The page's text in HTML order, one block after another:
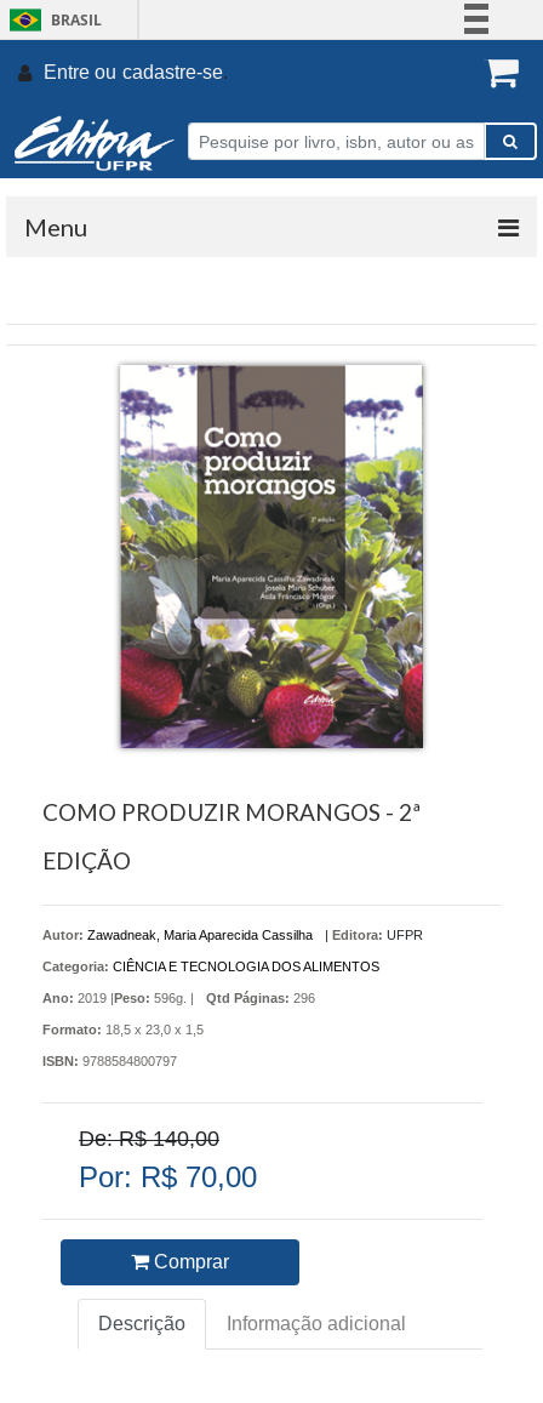
BRASIL
Participe
Entre ou cadastre-se.
Menu
COMO PRODUZIR MORANGOS - 2ª
EDIÇÃO
Autor: Zawadneak, Maria Aparecida Cassilha | Editora: UFPR
Categoria: CIÊNCIA E TECNOLOGIA DOS ALIMENTOS
Ano: 2019 |Peso: 596g. | Qtd Páginas: 296
Formato: 18,5 x 23,0 x 1,5
ISBN: 9788584800797
De: R$ 140,00
Por: R$ 70,00
Comprar
Descrição Informação adicional